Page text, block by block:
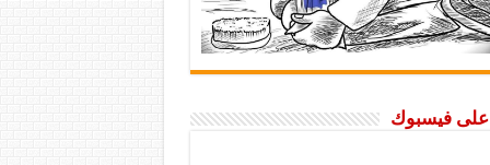
على فيسبوك